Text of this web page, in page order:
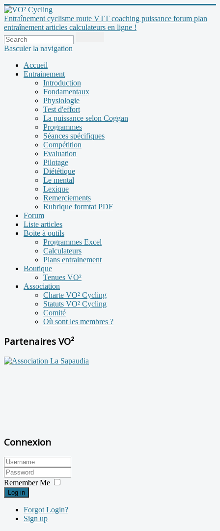
Entraînement cyclisme route VTT coaching puissance forum plan
entraînement articles calculateurs en ligne !
Basculer la navigation
Accueil
Entrainement
Introduction
Fondamentaux
Physiologie
Test d'effort
La puissance selon Coggan
Programmes
Séances spécifiques
Compétition
Evaluation
Pilotage
Diététique
Le mental
Lexique
Remerciements
Rubrique formtat PDF
Forum
Liste articles
Boite à outils
Programmes Excel
Calculateurs
Plans entrainement
Boutique
Tenues VO²
Association
Charte VO² Cycling
Statuts VO² Cycling
Comité
Où sont les membres ?
Partenaires VO²
Connexion
Remember Me
Log in
Forgot Login?
Sign up